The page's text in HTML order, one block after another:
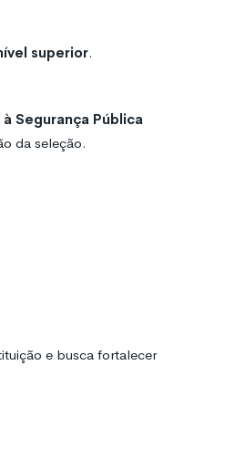
superior.
Segurança Pública
da seleção.
e busca fortalecer